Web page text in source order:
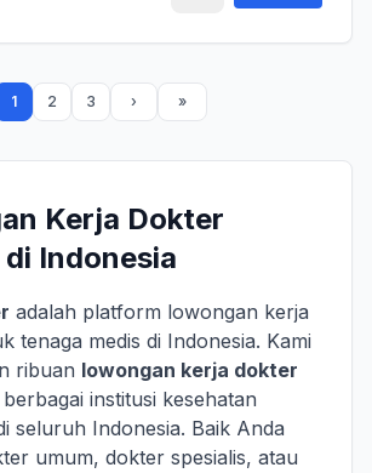
1 2 3
Kerja Dokter
Indonesia
adalah platform lowongan kerja
tenaga medis di Indonesia. Kami
ribuan lowongan kerja dokter
institusi kesehatan
seluruh Indonesia. Baik Anda
umum, dokter spesialis, atau